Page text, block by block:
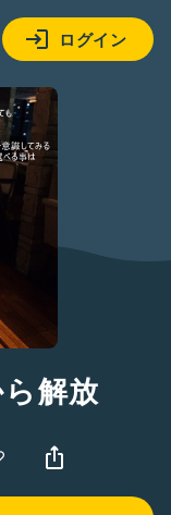
ログイン
解放